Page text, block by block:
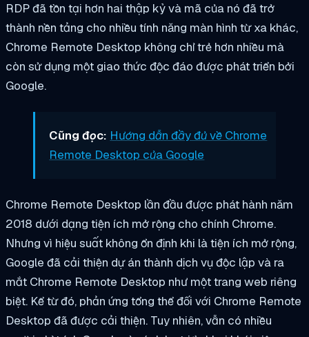
RDP đã tồn tại hơn hai thập kỷ và mã của nó đã trở
thành nền tảng cho nhiều tính năng màn hình từ xa khác,
Chrome Remote Desktop không chỉ trẻ hơn nhiều mà
còn sử dụng một giao thức độc đáo được phát triển bởi
Google.
Cũng đọc: Hướng dẫn đầy đủ về Chrome
Remote Desktop của Google
Chrome Remote Desktop lần đầu được phát hành năm
2018 dưới dạng tiện ích mở rộng cho chính Chrome.
Nhưng vì hiệu suất không ổn định khi là tiện ích mở rộng,
Google đã cải thiện dự án thành dịch vụ độc lập và ra
mắt Chrome Remote Desktop như một trang web riêng
biệt. Kể từ đó, phản ứng tổng thể đối với Chrome Remote
Desktop đã được cải thiện. Tuy nhiên, vẫn có nhiều